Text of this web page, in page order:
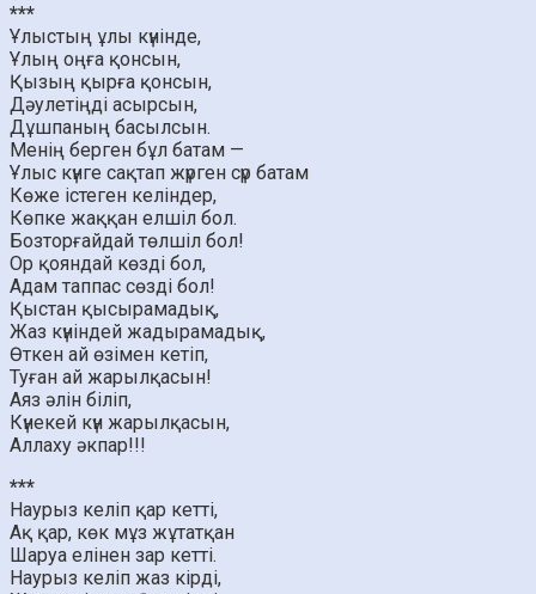
***
Ұлыстың ұлы күнінде,
Ұлың оңға қонсын,
Қызың қырға қонсын,
Дәулетіңді асырсын,
Дұшпаның басылсын.
Менің берген бұл батам —
Ұлыс күнге сақтап жүрген сүр батам
Көже істеген келіндер,
Көпке жаққан елшіл бол.
Бозторғайдай төлшіл бол!
Ор қояндай көзді бол,
Адам таппас сөзді бол!
Қыстан қысырамадық,
Жаз күніндей жадырамадық,
Өткен ай өзімен кетіп,
Туған ай жарылқасын!
Аяз әлін біліп,
Күнекей күн жарылқасын,
Аллаху әкпар!!!
***
Наурыз келіп қар кетті,
Ақ қар, көк мұз жұтатқан
Шаруа елінен зар кетті.
Наурыз келіп жаз кірді,